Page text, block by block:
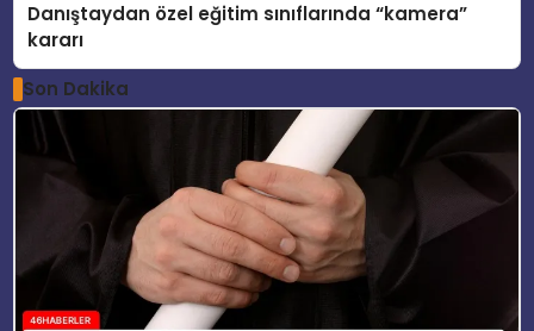
Danıştaydan özel eğitim sınıflarında “kamera”
kararı
Son Dakika